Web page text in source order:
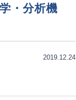
・分析機
2019.12.24